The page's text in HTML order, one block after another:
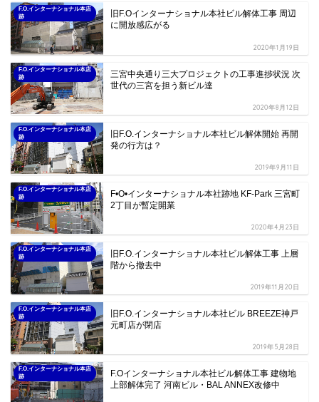
F.O.インターナショナル本店
跡
旧F.Oインターナショナル本社ビル解体工事 周辺
に開放感広がる
2020年1月19日
F.O.インターナショナル本店
跡
三宮中央通り三大プロジェクトの工事進捗状況 次
世代の三宮を担う新ビル達
2020年8月12日
F.O.インターナショナル本店
跡
旧F.O.インターナショナル本社ビル解体開始 再開
発の行方は？
2019年9月11日
F.O.インターナショナル本店
跡
F•O•インターナショナル本社跡地 KF-Park 三宮町
2丁目が暫定開業
2020年4月23日
F.O.インターナショナル本店
跡
旧F.O.インターナショナル本社ビル解体工事 上層
階から撤去中
2019年11月20日
F.O.インターナショナル本店
跡
旧F.O.インターナショナル本社ビル BREEZE神戸
元町店が閉店
2019年5月28日
F.O.インターナショナル本店
跡
F.Oインターナショナル本社ビル解体工事 建物地
上部解体完了 河南ビル・BAL ANNEX改修中